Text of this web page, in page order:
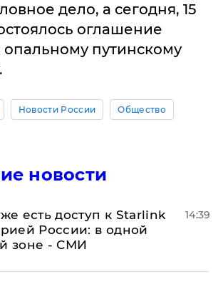
дело, а сегодня, 15
оглашение
опальному путинскому
Новости России Общество
новости
есть доступ к Starlink
России: в одной
зоне - СМИ
14:39